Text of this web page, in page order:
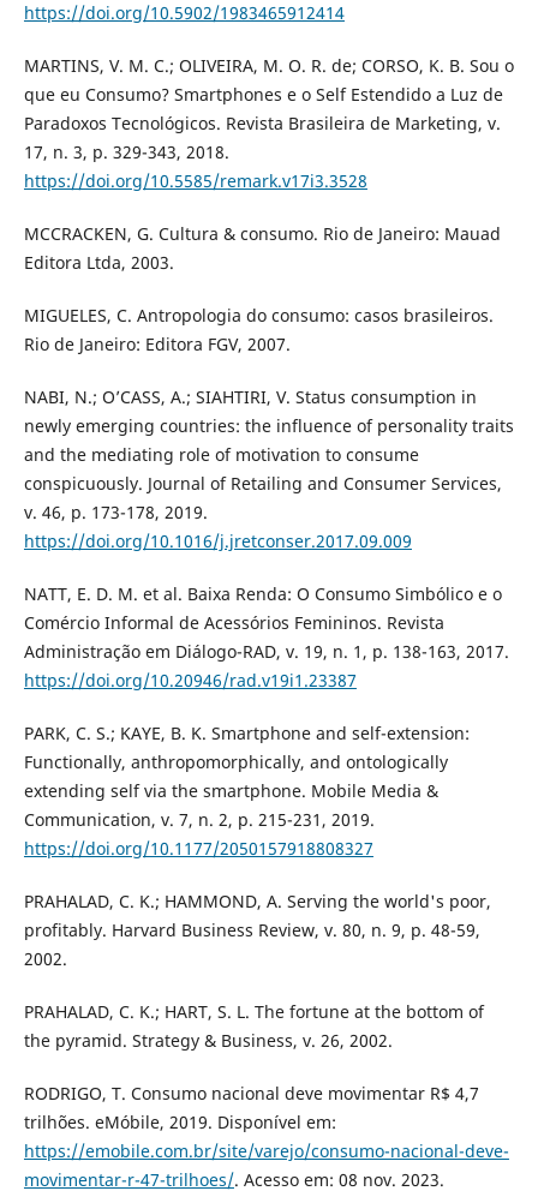
https://doi.org/10.5902/1983465912414
MARTINS, V. M. C.; OLIVEIRA, M. O. R. de; CORSO, K. B. Sou o
que eu Consumo? Smartphones e o Self Estendido a Luz de
Paradoxos Tecnológicos. Revista Brasileira de Marketing, v.
17, n. 3, p. 329-343, 2018.
https://doi.org/10.5585/remark.v17i3.3528
MCCRACKEN, G. Cultura & consumo. Rio de Janeiro: Mauad
Editora Ltda, 2003.
MIGUELES, C. Antropologia do consumo: casos brasileiros.
Rio de Janeiro: Editora FGV, 2007.
NABI, N.; O’CASS, A.; SIAHTIRI, V. Status consumption in
newly emerging countries: the influence of personality traits
and the mediating role of motivation to consume
conspicuously. Journal of Retailing and Consumer Services,
v. 46, p. 173-178, 2019.
https://doi.org/10.1016/j.jretconser.2017.09.009
NATT, E. D. M. et al. Baixa Renda: O Consumo Simbólico e o
Comércio Informal de Acessórios Femininos. Revista
Administração em Diálogo-RAD, v. 19, n. 1, p. 138-163, 2017.
https://doi.org/10.20946/rad.v19i1.23387
PARK, C. S.; KAYE, B. K. Smartphone and self-extension:
Functionally, anthropomorphically, and ontologically
extending self via the smartphone. Mobile Media &
Communication, v. 7, n. 2, p. 215-231, 2019.
https://doi.org/10.1177/2050157918808327
PRAHALAD, C. K.; HAMMOND, A. Serving the world's poor,
profitably. Harvard Business Review, v. 80, n. 9, p. 48-59,
2002.
PRAHALAD, C. K.; HART, S. L. The fortune at the bottom of
the pyramid. Strategy & Business, v. 26, 2002.
RODRIGO, T. Consumo nacional deve movimentar R$ 4,7
trilhões. eMóbile, 2019. Disponível em:
https://emobile.com.br/site/varejo/consumo-nacional-deve-
movimentar-r-47-trilhoes/. Acesso em: 08 nov. 2023.